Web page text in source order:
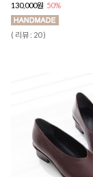
130,000원 50%
( 리뷰 : 20 )